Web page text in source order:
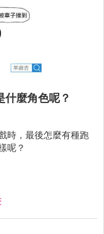
什麼角色呢？
時，最後怎麼有種跑
呢？